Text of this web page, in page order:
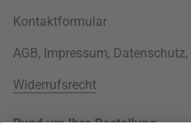
Kontaktformular
AGB, Impressum, Datenschutz,
Widerrufsrecht